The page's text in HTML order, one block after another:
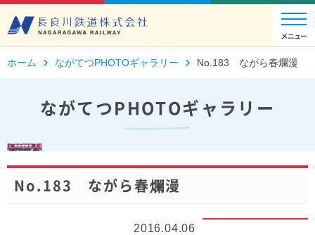
ホーム ながてつPHOTOギャラリー No.183 ながら春爛漫
ながてつPHOTOギャラリー
No.183 ながら春爛漫
2016.04.06